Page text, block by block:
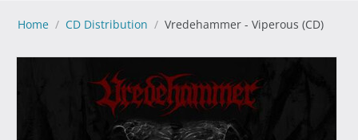
Home / CD Distribution / Vredehammer - Viperous (CD)